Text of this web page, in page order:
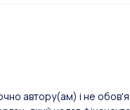
автору(ам) і не